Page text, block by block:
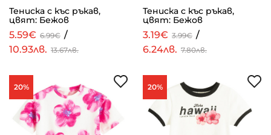
Тениска с къс ръкав,
цвят: Бежов
5.59€ 6.99€ /
10.93лв. 13.67лв.
Тениска с къс ръкав,
цвят: Бежов
3.19€ 3.99€ /
6.24лв. 7.80лв.
20% 20%